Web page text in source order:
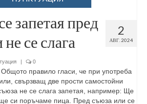
2
АВГ. 2024
запетая пред
не се слага
| 0
правило гласи, че при употреба
свързващ две прости самостойни
не се слага запетая, например: Ще
си поръчаме пица. Пред съюза или се